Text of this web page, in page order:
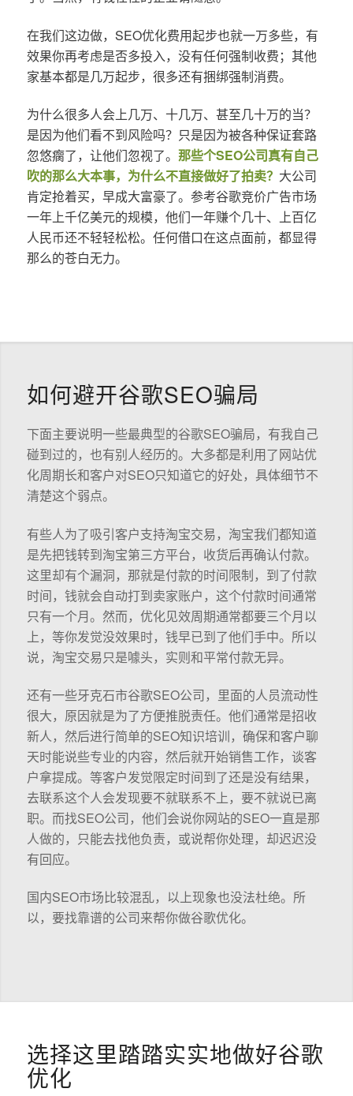
在我们这边做，SEO优化费用起步也就一万多些，有
效果你再考虑是否多投入，没有任何强制收费；其他
家基本都是几万起步，很多还有捆绑强制消费。
为什么很多人会上几万、十几万、甚至几十万的当？
是因为他们看不到风险吗？只是因为被各种保证套路
忽悠瘸了，让他们忽视了。 那些个SEO公司真有自己
吹的那么大本事，为什么不直接做好了拍卖？ 大公司
肯定抢着买，早成大富豪了。参考谷歌竞价广告市场
一年上千亿美元的规模，他们一年赚个几十、上百亿
人民币还不轻轻松松。任何借口在这点面前，都显得
那么的苍白无力。
如何避开谷歌SEO骗局
下面主要说明一些最典型的谷歌SEO骗局，有我自己
碰到过的，也有别人经历的。大多都是利用了网站优
化周期长和客户对SEO只知道它的好处，具体细节不
清楚这个弱点。
有些人为了吸引客户支持淘宝交易，淘宝我们都知道
是先把钱转到淘宝第三方平台，收货后再确认付款。
这里却有个漏洞，那就是付款的时间限制，到了付款
时间，钱就会自动打到卖家账户，这个付款时间通常
只有一个月。然而，优化见效周期通常都要三个月以
上，等你发觉没效果时，钱早已到了他们手中。所以
说，淘宝交易只是噱头，实则和平常付款无异。
还有一些牙克石市谷歌SEO公司，里面的人员流动性
很大，原因就是为了方便推脱责任。他们通常是招收
新人，然后进行简单的SEO知识培训，确保和客户聊
天时能说些专业的内容，然后就开始销售工作，谈客
户拿提成。等客户发觉限定时间到了还是没有结果，
去联系这个人会发现要不就联系不上，要不就说已离
职。而找SEO公司，他们会说你网站的SEO一直是那
人做的，只能去找他负责，或说帮你处理，却迟迟没
有回应。
国内SEO市场比较混乱，以上现象也没法杜绝。所
以，要找靠谱的公司来帮你做谷歌优化。
选择这里踏踏实实地做好谷歌
优化